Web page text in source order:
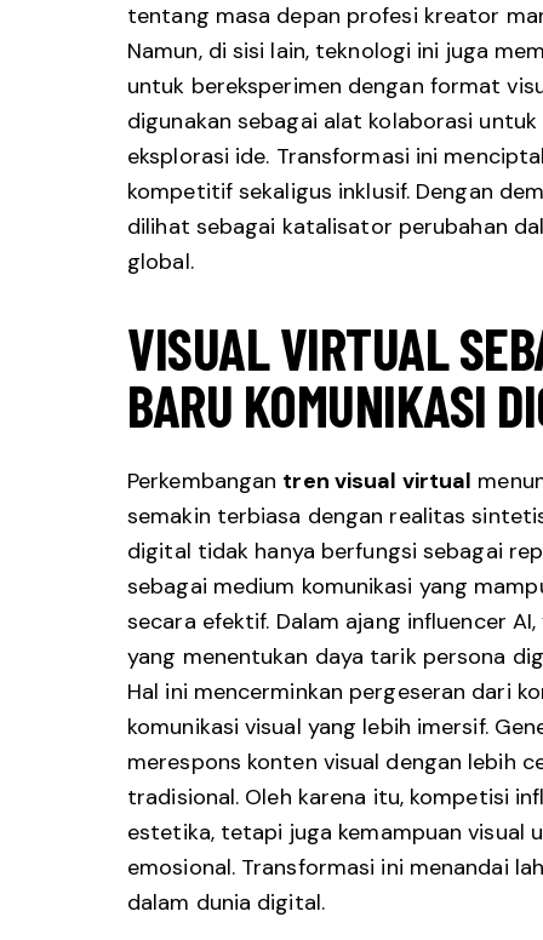
tentang masa depan profesi kreator
Namun, di sisi lain, teknologi ini juga
untuk bereksperimen dengan format
digunakan sebagai alat kolaborasi
eksplorasi ide. Transformasi ini
kompetitif sekaligus inklusif. Dengan
dilihat sebagai katalisator perubahan
global.
VISUAL VIRTUAL
BARU KOMUNIKASI
Perkembangan tren visual virtual
semakin terbiasa dengan realitas
digital tidak hanya berfungsi sebagai
sebagai medium komunikasi yang
secara efektif. Dalam ajang influencer
yang menentukan daya tarik persona
Hal ini mencerminkan pergeseran dari
komunikasi visual yang lebih imersif.
merespons konten visual dengan lebih
tradisional. Oleh karena itu, kompetisi
estetika, tetapi juga kemampuan visual
emosional. Transformasi ini menandai
dalam dunia digital.